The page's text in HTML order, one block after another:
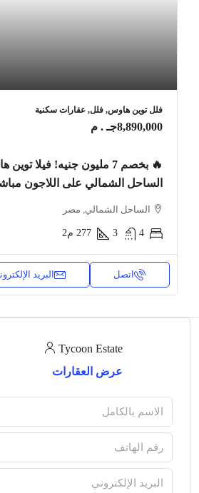
فلل توين هاوس, فلل, عقارات سكنية
8,890,000جـ . م
🔥 بخصم 7 مليون جنيه! فيلا
الساحل الشمالي على اللاجون
الساحل الشمالي, مصر
4
3
277 م2
اتصل البريد
Tycoon Estate
عرض العقارات